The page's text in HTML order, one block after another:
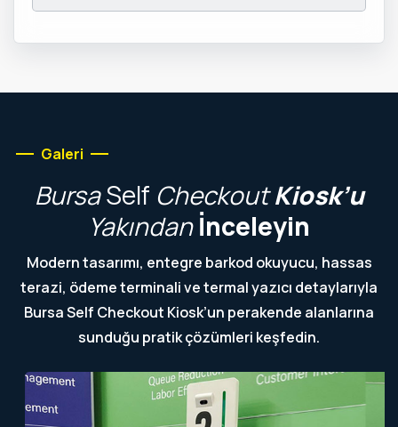
Galeri
BursaSelf Checkout Kiosk’u
Yakından İnceleyin
Modern tasarımı, entegre barkod okuyucu, hassas
terazi, ödeme terminali ve termal yazıcı detaylarıyla
Bursa Self Checkout Kiosk’un perakende alanlarına
sunduğu pratik çözümleri keşfedin.